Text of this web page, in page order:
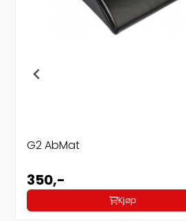
G2 AbMat
350,-
Kjøp